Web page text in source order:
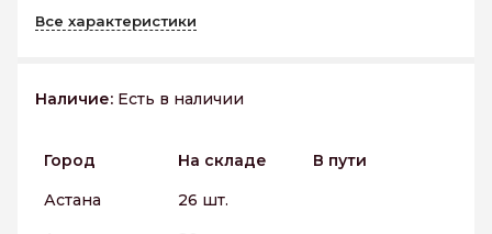
Все характеристики
Наличие: Есть в наличии
Город На складе
В пути
Астана
26 шт.